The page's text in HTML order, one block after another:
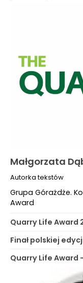
Małgorzata
Autorka tekstów
Grupa Górażdże.
Award
Quarry Life Award
Finał polskiej
Quarry Life